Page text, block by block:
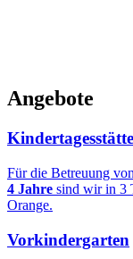
Angebote
Kindertagesstätte
Für die Betreuung von
4 Jahre sind wir in 3
Orange.
Vorkindergarten